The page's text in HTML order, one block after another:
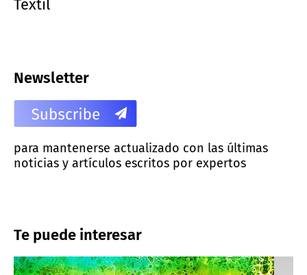
Textil
Newsletter
para mantenerse actualizado con las últimas
noticias y artículos escritos por expertos
Te puede interesar